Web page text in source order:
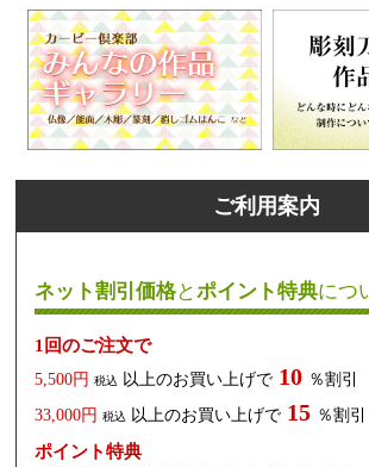
ご利用案内
ネット割引価格とポイント特典につ
1回のご注文で
5,500円 税込 以上のお買い上げで 10 ％割引
33,000円 税込 以上のお買い上げで 15 ％割引
ポイント特典